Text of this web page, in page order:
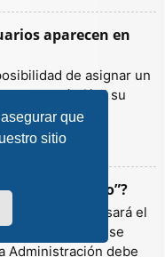
que
sitio
aparecen en
de asignar un
hacer más fácil su
predeterminado”?
defecto, se usará el
color y rango se
Administración debe